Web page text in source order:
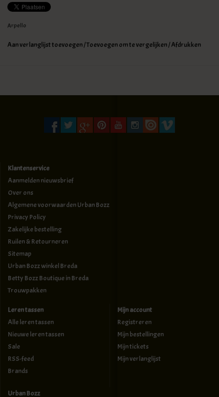
Arpello
Aan verlanglijst toevoegen/Toevoegen om te vergelijken/Afdrukken
Klantenservice
Aanmelden nieuwsbrief
Over ons
Algemene voorwaarden Urban Bozz
Privacy Policy
Zakelijke bestelling
Ruilen & Retourneren
Sitemap
Urban Bozz winkel Breda
Betty Bozz Boutique in Breda
Trouwpakken
Leren tassen
Alle leren tassen
Nieuwe leren tassen
Sale
RSS-feed
Brands
Mijn account
Registreren
Mijn bestellingen
Mijn tickets
Mijn verlanglijst
Urban Bozz